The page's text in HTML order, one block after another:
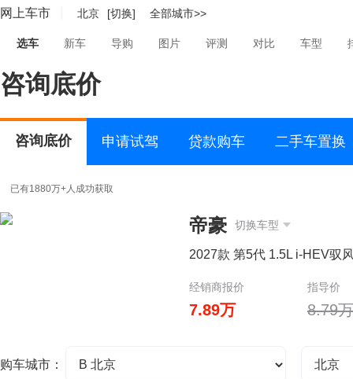
网上车市 北京 [切换] 全部城市>>
选车 新车 导购 图片 评测 对比 车型
咨询底价
咨询底价 申请试驾 贷款购车 二手车置换
已有1880万+人成功获取
帝豪 切换车型
2027款 第5代 1.5L i-HEV驭
经销商报价 指导价
7.89万 8.79万
购车城市：